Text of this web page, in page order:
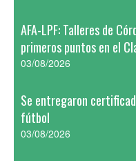
AFA-LPF: Talleres de
primeros puntos en el
03/08/2026
Se entregaron
fútbol
03/08/2026